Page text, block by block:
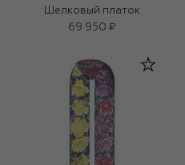
Шелковый платок
69 950 ₽